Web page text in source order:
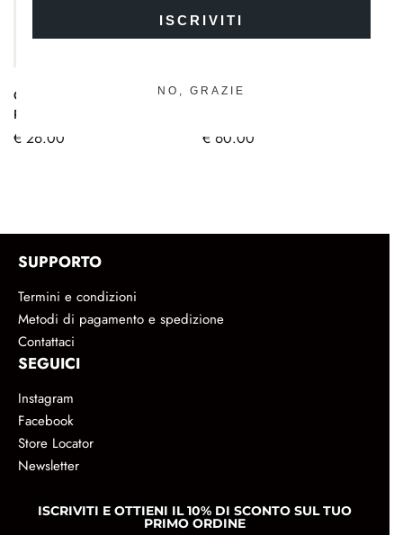
Color Cream Matte Lipstick |
Rossetto Matitone Matt
€ 26.00
Kit Mini Lipstick I Mini Rossetti
€60.00
SUPPORTO
Termini e condizioni
Metodi di pagamento e spedizione
Contattaci
SEGUICI
Instagram
Facebook
Store Locator
Newsletter
ISCRIVITI E OTTIENI IL 10% DI SCONTO SUL TUO
PRIMO ORDINE
ISCRIVITI
NO, GRAZIE